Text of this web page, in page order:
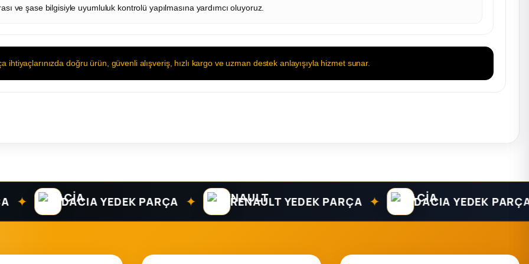
ve şase bilgisiyle uyumluluk kontrolü yapılmasına yardımcı oluyoruz.
doğru ürün, güvenli alışveriş, hızlı kargo ve uzman destek anlayışıyla hizmet sunar.
DACIA YEDEK PARÇA ✦ RENAULT YEDEK PARÇA ✦ DACIA YEDEK PARÇA ✦